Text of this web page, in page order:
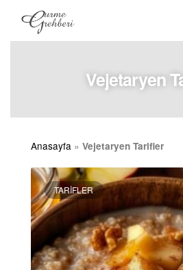
Vejetaryen
Anasayfa » Vejetaryen Tarifler
TARIFLER